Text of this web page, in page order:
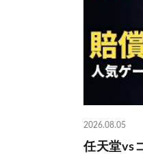
2026.08.05
任天堂vs